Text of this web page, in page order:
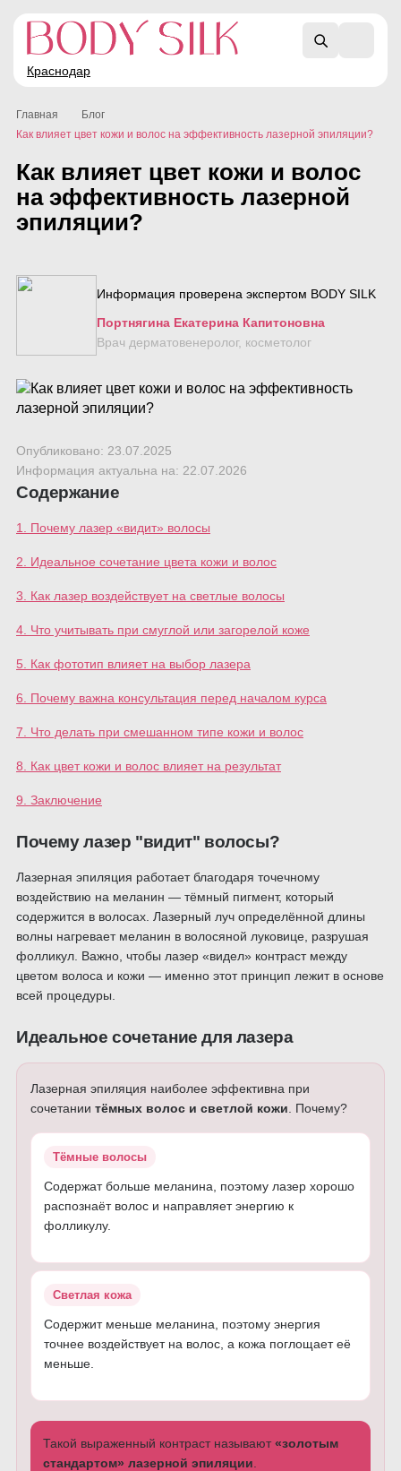
Краснодар
Главная
Блог
Как влияет цвет кожи и волос на эффективность лазерной эпиляции?
Как влияет цвет кожи и волос
на эффективность лазерной
эпиляции?
Информация проверена экспертом BODY SILK
Портнягина Екатерина Капитоновна
Врач дерматовенеролог, косметолог
Опубликовано: 23.07.2025
Информация актуальна на: 22.07.2026
Содержание
1. Почему лазер «видит» волосы
2. Идеальное сочетание цвета кожи и волос
3. Как лазер воздействует на светлые волосы
4. Что учитывать при смуглой или загорелой коже
5. Как фототип влияет на выбор лазера
6. Почему важна консультация перед началом курса
7. Что делать при смешанном типе кожи и волос
8. Как цвет кожи и волос влияет на результат
9. Заключение
Почему лазер "видит" волосы?
Лазерная эпиляция работает благодаря точечному
воздействию на меланин — тёмный пигмент, который
содержится в волосах. Лазерный луч определённой длины
волны нагревает меланин в волосяной луковице, разрушая
фолликул. Важно, чтобы лазер «видел» контраст между
цветом волоса и кожи — именно этот принцип лежит в основе
всей процедуры.
Идеальное сочетание для лазера
Лазерная эпиляция наиболее эффективна при
сочетании тёмных волос и светлой кожи . Почему?
Тёмные волосы
Содержат больше меланина, поэтому лазер хорошо
распознаёт волос и направляет энергию к
фолликулу.
Светлая кожа
Содержит меньше меланина, поэтому энергия
точнее воздействует на волос, а кожа поглощает её
меньше.
Такой выраженный контраст называют«золотым
стандартом» лазерной эпиляции